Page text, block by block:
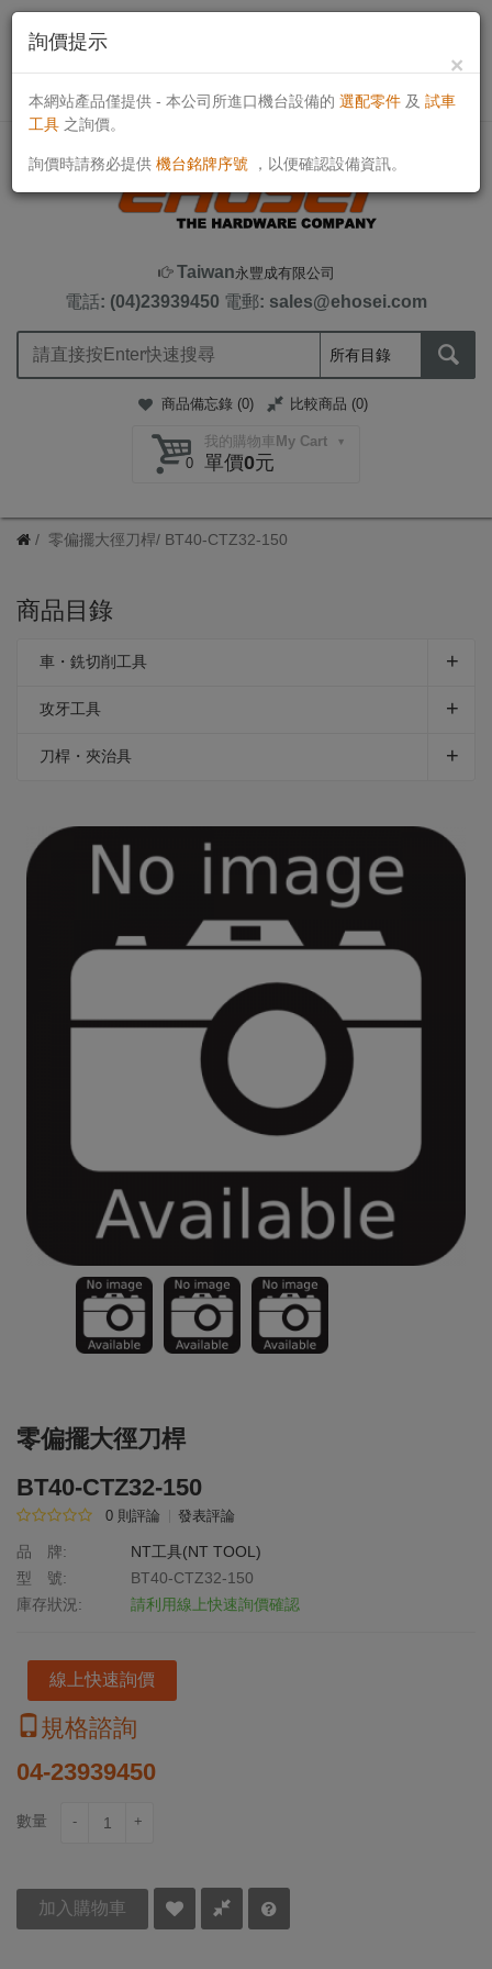
目前線上客戶：650人 TWD
Taiwan永豐成有限公司
電話: (04)23939450 電郵: sales@ehosei.com
商品備忘錄 (0) 比較商品 (0)
我的購物車My Cart
0
單價0元
零偏擺大徑刀桿/ BT40-CTZ32-150
商品目錄
車・銑切削工具
攻牙工具
刀桿・夾治具
零偏擺大徑刀桿
BT40-CTZ32-150
0 則評論 發表評論
品 牌:
NT工具(NT TOOL)
型 號:
BT40-CTZ32-150
庫存狀況:
請利用線上快速詢價確認
線上快速詢價
規格諮詢
04-23939450
數量 - +
加入購物車
詢價提示
×
本網站產品僅提供 - 本公司所進口機台設備的 選配零件 及 試車
工具 之詢價。
詢價時請務必提供 機台銘牌序號 ，以便確認設備資訊。